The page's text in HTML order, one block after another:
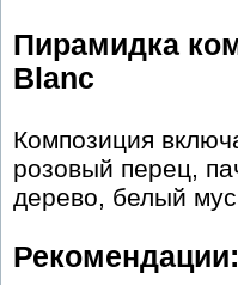
Пирамидка
Blanc
Композиция
розовый перец,
дерево, белый
Рекомендации: